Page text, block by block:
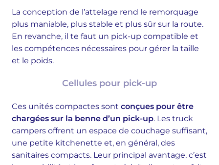
La conception de l’attelage rend le remorquage
plus maniable, plus stable et plus sûr sur la route.
En revanche, il te faut un pick-up compatible et
les compétences nécessaires pour gérer la taille
et le poids.
Cellules pour pick-up
Ces unités compactes sont conçues pour être
chargées sur la benne d’un pick-up. Les truck
campers offrent un espace de couchage suffisant,
une petite kitchenette et, en général, des
sanitaires compacts. Leur principal avantage, c’est